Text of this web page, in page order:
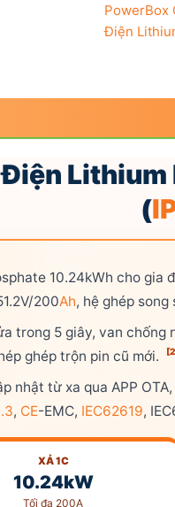
PowerBox
Điện
(
10.24kWh cho gia
200Ah, hệ ghép
trong 5 giây, van
ghép trộn pin cũ mới.
nhật từ xa qua APP OTA,
, CE-EMC, IEC62619,
XẢ 1C
10.24kW
Tối đa 200A